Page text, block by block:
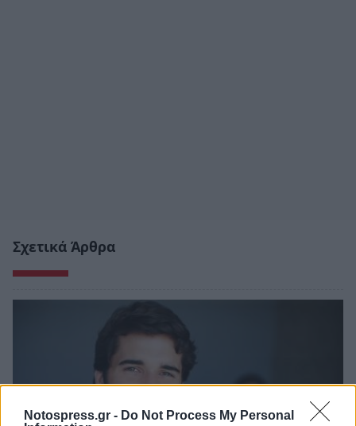
Notospress.gr - Do Not Process My Personal
Σχετικά Άρθρα